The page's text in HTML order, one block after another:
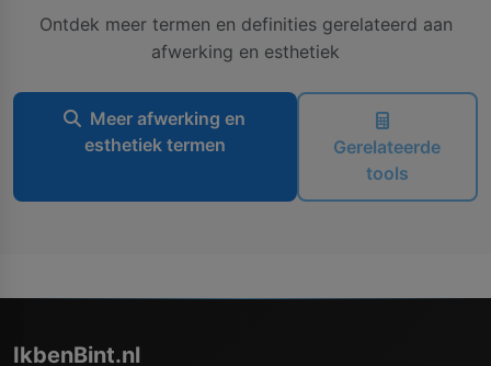
Ontdek meer termen en definities gerelateerd aan
afwerking en esthetiek
Meer afwerking en
esthetiek termen
Gerelateerde
tools
IkbenBint.nl